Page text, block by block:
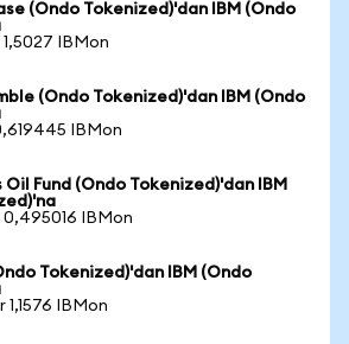
(Ondo Tokenized)'dan IBM (Ondo
IBMon
(Ondo Tokenized)'dan IBM (Ondo
IBMon
Fund (Ondo Tokenized)'dan IBM
0,495016 IBMon
Tokenized)'dan IBM (Ondo
1,1576 IBMon